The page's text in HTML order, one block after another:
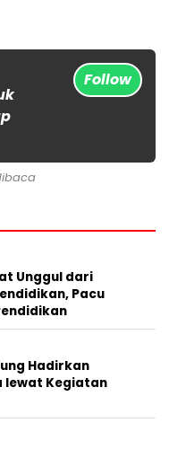
Follow
Unggul dari
Pacu
Hadirkan
lewat Kegiatan